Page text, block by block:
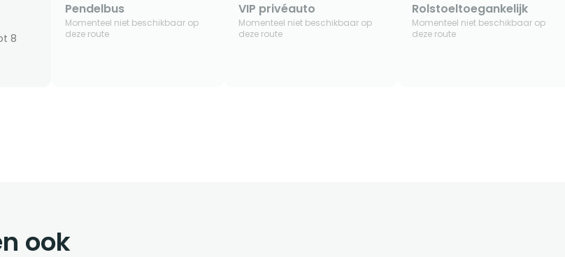
8
Pendelbus
Momenteel niet beschikbaar op
deze route
VIP privéauto
Momenteel niet beschikbaar op
deze route
Rolstoeltoegankelijk
Momenteel niet beschikbaar op
deze route
ook